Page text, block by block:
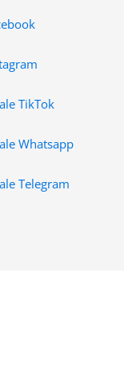
TikTok
Whatsapp
Telegram